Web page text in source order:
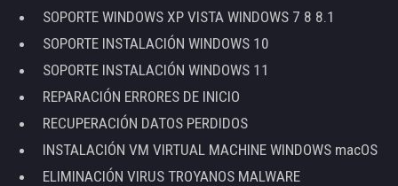
SOPORTE WINDOWS XP VISTA WINDOWS 7 8 8.1
SOPORTE INSTALACIÓN WINDOWS 10
SOPORTE INSTALACIÓN WINDOWS 11
REPARACIÓN ERRORES DE INICIO
RECUPERACIÓN DATOS PERDIDOS
INSTALACIÓN VM VIRTUAL MACHINE WINDOWS macOS
ELIMINACIÓN VIRUS TROYANOS MALWARE